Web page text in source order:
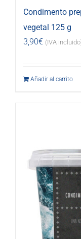
Condimento
vegetal 125 g
3,90€ (IVA
Añadir al carrito